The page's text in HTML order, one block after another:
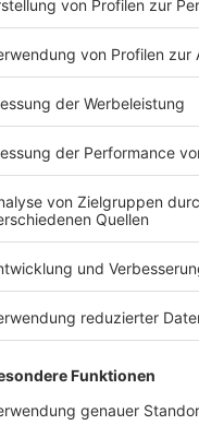
uns bereits
auf der Webseite des
| A PERFECT
FLOWER | BAD
| CASSIES | CATCH
PALACE |
| KUPFERGOLD |
BÖHMISCHE |
BOYS | ROYAL
SOCIAL DISTORTION |
| THE PLOT IN YOU |
| TX2 | VOILÀ |